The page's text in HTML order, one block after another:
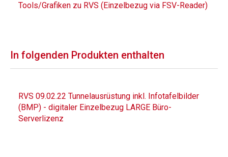
Tools/Grafiken zu RVS (Einzelbezug via FSV-Reader)
In folgenden Produkten enthalten
RVS 09.02.22 Tunnelausrüstung inkl. Infotafelbilder
(BMP) - digitaler Einzelbezug LARGE Büro-
Serverlizenz